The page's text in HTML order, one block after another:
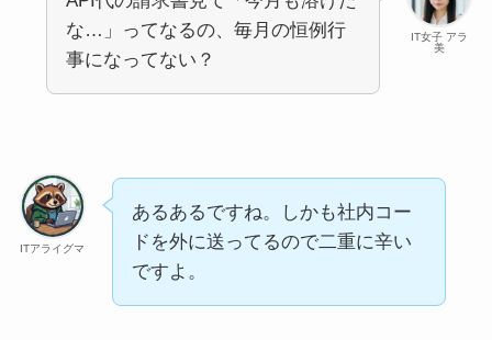
IT女子 アラ
美
な…」ってなるの、毎月の恒例行
事になってない？
ITアライグマ
あるあるですね。しかも社内コー
ドを外に送ってるので二重に辛い
ですよ。